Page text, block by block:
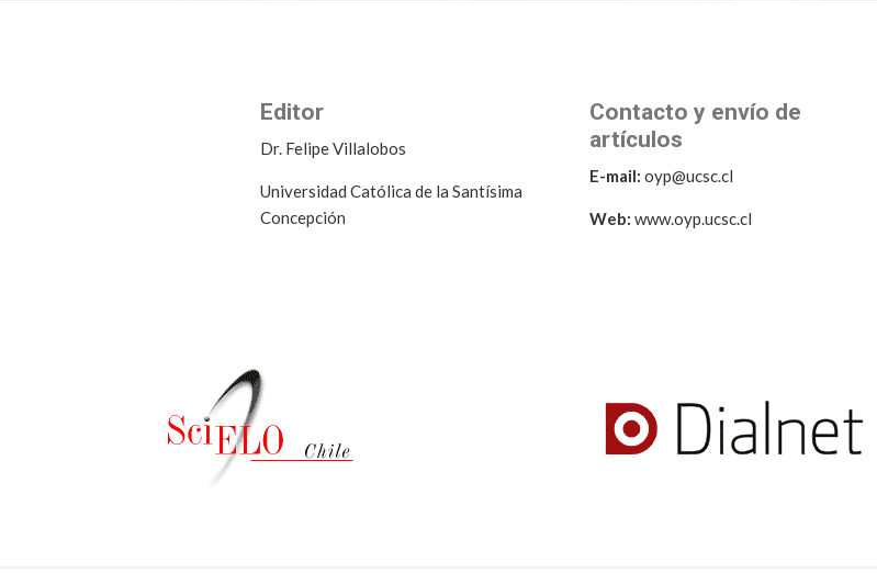
Editor
Dr. Felipe Villalobos
Universidad Católica de la Santísima
Concepción
Contacto y envío de
artículos
E-mail: oyp@ucsc.cl
Web: www.oyp.ucsc.cl